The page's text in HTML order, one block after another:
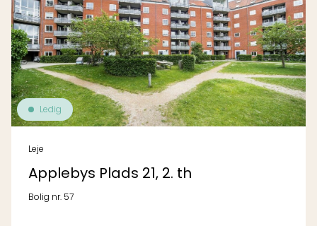
Ledig
Leje
Applebys Plads 21, 2. th
Bolig nr. 57